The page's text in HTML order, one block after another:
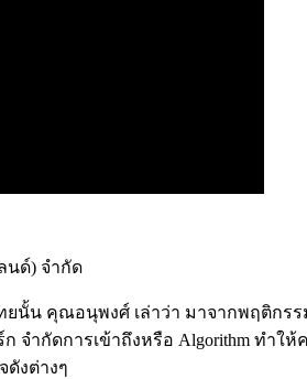
นด์) จำกัด
ยนั้น คุณอนุพงศ์ เล่าว่า มาจากพฤติกร
จำกัดการเข้าถึงหรือ Algorithm ทำ
ดังต่างๆ